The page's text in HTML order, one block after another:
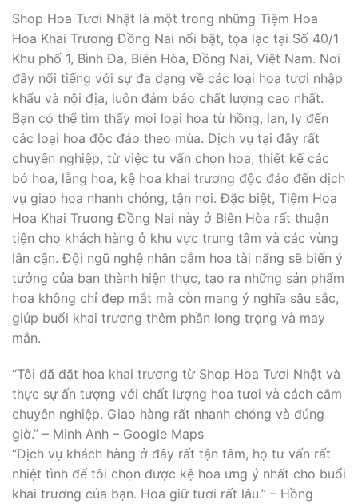
Shop Hoa Tươi Nhật là một trong những Tiệm Hoa
Hoa Khai Trương Đồng Nai nổi bật, tọa lạc tại Số 40/1
Khu phố 1, Bình Đa, Biên Hòa, Đồng Nai, Việt Nam. Nơi
đây nổi tiếng với sự đa dạng về các loại hoa tươi nhập
khẩu và nội địa, luôn đảm bảo chất lượng cao nhất.
Bạn có thể tìm thấy mọi loại hoa từ hồng, lan, ly đến
các loại hoa độc đáo theo mùa. Dịch vụ tại đây rất
chuyên nghiệp, từ việc tư vấn chọn hoa, thiết kế các
bó hoa, lẵng hoa, kệ hoa khai trương độc đáo đến dịch
vụ giao hoa nhanh chóng, tận nơi. Đặc biệt, Tiệm Hoa
Hoa Khai Trương Đồng Nai này ở Biên Hòa rất thuận
tiện cho khách hàng ở khu vực trung tâm và các vùng
lân cận. Đội ngũ nghệ nhân cắm hoa tài năng sẽ biến ý
tưởng của bạn thành hiện thực, tạo ra những sản phẩm
hoa không chỉ đẹp mắt mà còn mang ý nghĩa sâu sắc,
giúp buổi khai trương thêm phần long trọng và may
mắn.
“Tôi đã đặt hoa khai trương từ Shop Hoa Tươi Nhật và
thực sự ấn tượng với chất lượng hoa tươi và cách cắm
chuyên nghiệp. Giao hàng rất nhanh chóng và đúng
giờ.” – Minh Anh – Google Maps
“Dịch vụ khách hàng ở đây rất tận tâm, họ tư vấn rất
nhiệt tình để tôi chọn được kệ hoa ưng ý nhất cho buổi
khai trương của bạn. Hoa giữ tươi rất lâu.” – Hồng